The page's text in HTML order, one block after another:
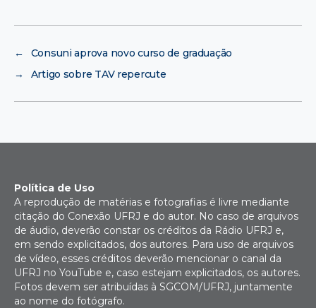
←
Consuni aprova novo curso de graduação
→
Artigo sobre TAV repercute
Política de Uso
A reprodução de matérias e fotografias é livre mediante
citação do Conexão UFRJ e do autor. No caso de arquivos
de áudio, deverão constar os créditos da Rádio UFRJ e,
em sendo explicitados, dos autores. Para uso de arquivos
de vídeo, esses créditos deverão mencionar o canal da
UFRJ no YouTube e, caso estejam explicitados, os autores.
Fotos devem ser atribuídas à SGCOM/UFRJ, juntamente
ao nome do fotógrafo.